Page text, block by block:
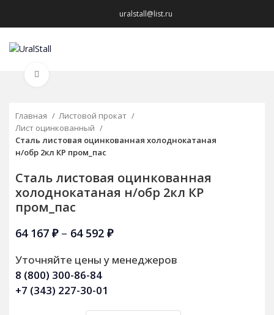
uralstall@list.ru
Главная
Листовой прокат
Лист оцинкованный
Сталь листовая оцинкованная холоднокатаная
н/обр 2кл КР пром_пас
Сталь листовая оцинкованная
холоднокатаная н/обр 2кл КР
пром_пас
64 167 ₽ – 64 592 ₽
Уточняйте цены у менеджеров
8 (800) 300-86-84
+7 (343) 227-30-01